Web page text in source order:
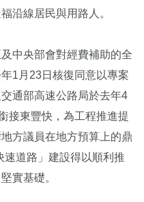
沿線居民與用路人。
中央部會對經費補助的全
1月23日核復同意以專案
通部高速公路局於去年4
接東豐快，為工程推進提
方議員在地方預算上的鼎
速道路」建設得以順利推
實基礎。